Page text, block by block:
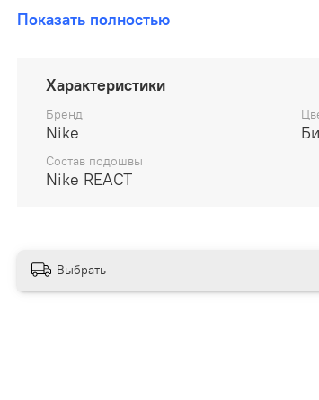
Бесплатная доставка:
По всей России от 10 до 14 дней
Почтой России 1 классом
Показать полностью
Характеристики
Бренд
Nike
Состав подошвы
Nike REACT
Выбрать